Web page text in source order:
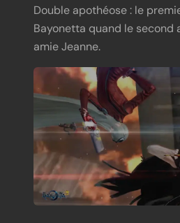
Double apothéose : le
Bayonetta quand le second
amie Jeanne.